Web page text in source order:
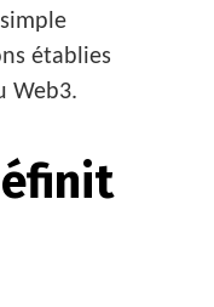
établies
Web3.